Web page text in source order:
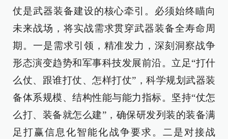
仗是武器装备建设的核心牵引。必须始终瞄向
未来战场，将实战需求贯穿武器装备全寿命周
期。一是需求引领，精准发力，深刻洞察战争
形态演变趋势和军事科技发展前沿。立足“打什
么仗、跟谁打仗、怎样打仗”，科学规划武器装
备体系规模、结构性能与能力指标。坚持“仗怎
么打、装备就怎么建”，确保研发列装的装备满
足打赢信息化智能化战争要求。二是对接战